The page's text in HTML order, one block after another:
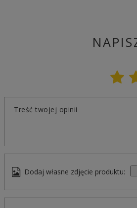
Treść twojej opinii
Dodaj własne zdjęcie produktu: